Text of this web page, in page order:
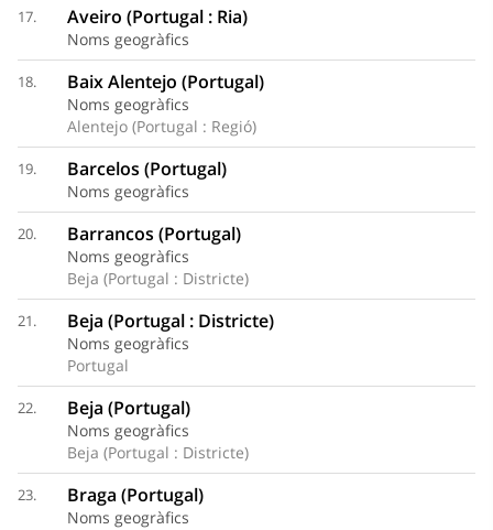
17. Aveiro (Portugal : Ria)
Noms geogràfics
18. Baix Alentejo (Portugal)
Noms geogràfics
Alentejo (Portugal : Regió)
19. Barcelos (Portugal)
Noms geogràfics
20. Barrancos (Portugal)
Noms geogràfics
Beja (Portugal : Districte)
21. Beja (Portugal : Districte)
Noms geogràfics
Portugal
22. Beja (Portugal)
Noms geogràfics
Beja (Portugal : Districte)
23. Braga (Portugal)
Noms geogràfics